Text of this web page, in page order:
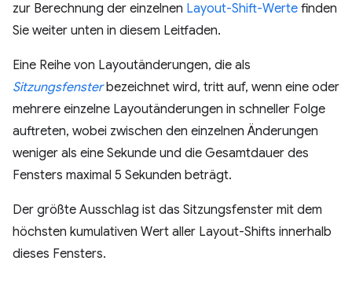
zur Berechnung der einzelnen Layout-Shift-Werte finden
Sie weiter unten in diesem Leitfaden.
Eine Reihe von Layoutänderungen, die als
Sitzungsfensterbezeichnet wird, tritt auf, wenn eine oder
mehrere einzelne Layoutänderungen in schneller Folge
auftreten, wobei zwischen den einzelnen Änderungen
weniger als eine Sekunde und die Gesamtdauer des
Fensters maximal 5 Sekunden beträgt.
Der größte Ausschlag ist das Sitzungsfenster mit dem
höchsten kumulativen Wert aller Layout-Shifts innerhalb
dieses Fensters.